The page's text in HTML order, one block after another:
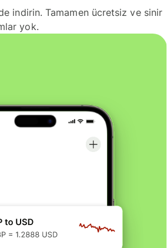
indirin. Tamamen ücretsiz ve sinir
yok.